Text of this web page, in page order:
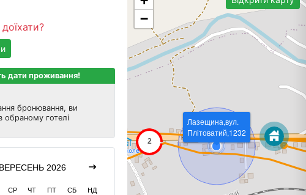
дати проживання!
бронювання, ви
готелі
ВЕРЕСЕНЬ 2026
СР ЧТ ПТ СБ НД
Лазещина,вул.
Плітоватий,1232
−